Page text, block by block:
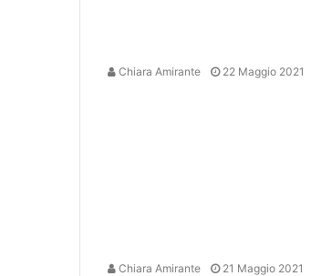
Chiara Amirante 22 Maggio 2021
Chiara Amirante 21 Maggio 2021